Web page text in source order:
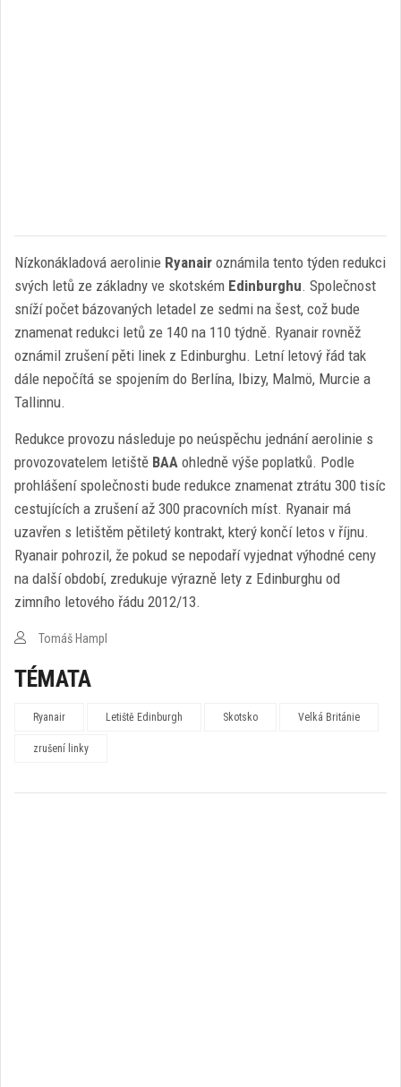
Nízkonákladová aerolinie Ryanair oznámila tento týden redukci
svých letů ze základny ve skotském Edinburghu. Společnost
sníží počet bázovaných letadel ze sedmi na šest, což bude
znamenat redukci letů ze 140 na 110 týdně. Ryanair rovněž
oznámil zrušení pěti linek z Edinburghu. Letní letový řád tak
dále nepočítá se spojením do Berlína, Ibizy, Malmö, Murcie a
Tallinnu.
Redukce provozu následuje po neúspěchu jednání aerolinie s
provozovatelem letiště BAA ohledně výše poplatků. Podle
prohlášení společnosti bude redukce znamenat ztrátu 300 tisíc
cestujících a zrušení až 300 pracovních míst. Ryanair má
uzavřen s letištěm pětiletý kontrakt, který končí letos v říjnu.
Ryanair pohrozil, že pokud se nepodaří vyjednat výhodné ceny
na další období, zredukuje výrazně lety z Edinburghu od
zimního letového řádu 2012/13.
Tomáš Hampl
TÉMATA
Ryanair Letiště Edinburgh Skotsko Velká Británie
zrušení linky